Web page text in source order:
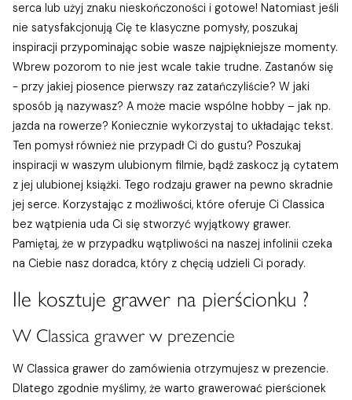
serca lub użyj znaku nieskończoności i gotowe! Natomiast jeśli
nie satysfakcjonują Cię te klasyczne pomysły, poszukaj
inspiracji przypominając sobie wasze najpiękniejsze momenty.
Wbrew pozorom to nie jest wcale takie trudne. Zastanów się
- przy jakiej piosence pierwszy raz zatańczyliście? W jaki
sposób ją nazywasz? A może macie wspólne hobby – jak np.
jazda na rowerze? Koniecznie wykorzystaj to układając tekst.
Ten pomysł również nie przypadł Ci do gustu? Poszukaj
inspiracji w waszym ulubionym filmie, bądź zaskocz ją cytatem
z jej ulubionej książki. Tego rodzaju grawer na pewno skradnie
jej serce. Korzystając z możliwości, które oferuje Ci Classica
bez wątpienia uda Ci się stworzyć wyjątkowy grawer.
Pamiętaj, że w przypadku wątpliwości na naszej infolinii czeka
na Ciebie nasz doradca, który z chęcią udzieli Ci porady.
Ile kosztuje grawer na pierścionku ?
W Classica grawer w prezencie
W Classica grawer do zamówienia otrzymujesz w prezencie.
Dlatego zgodnie myślimy, że warto grawerować pierścionek